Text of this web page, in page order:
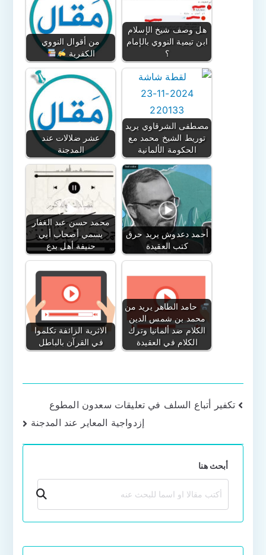
من أقوال النووي
الكفرية
هل وصف شيخ الإسلام
ابن تيمية النووي بالإمام
؟
عشر ضلالات عند
المدجنة
مصطفى الشرقاوي يريد
توريط الشيخ محمد مع
الحكومة الألمانية
محمد حسن عبد الغفار
يسمي أصحاب أبي
حنيفة أهل بدع
أحمد دعدوش يريد حرق
كتب العقيدة
الاثرية الزائفة تكلموا
في القرآن بالباطل
حامد الطاهر يريد من
محمد بن شمس الدين
الكلام ضد ألمانيا وترك
الكلام في العقيدة
تصفّح
تكفير أتباع السلف في تعليقات سعدون المطوع
إزدواجية المعاير عند المدجنة
أبحث هنا
بحث